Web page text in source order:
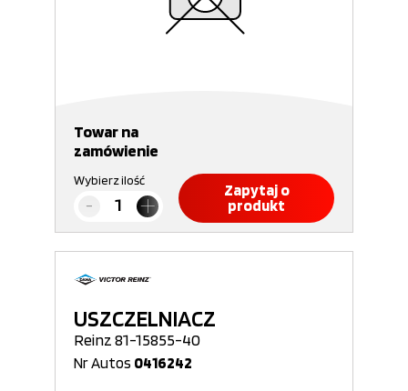
Towar na
zamówienie
Wybierz ilość
Zapytaj o
produkt
USZCZELNIACZ
Reinz 81-15855-40
Nr Autos 0416242